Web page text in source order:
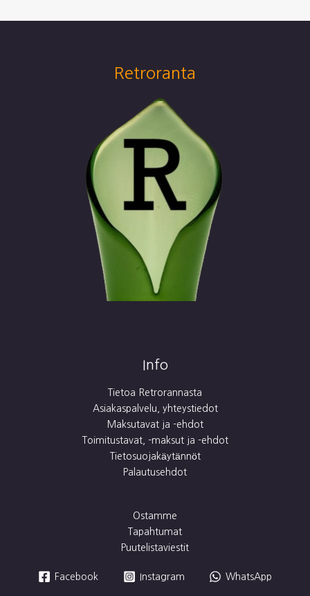
Retroranta
Info
Tietoa Retrorannasta
Asiakaspalvelu, yhteystiedot
Maksutavat ja -ehdot
Toimitustavat, -maksut ja -ehdot
Tietosuojakäytännöt
Palautusehdot
Ostamme
Tapahtumat
Puutelistaviestit
Facebook Instagram WhatsApp